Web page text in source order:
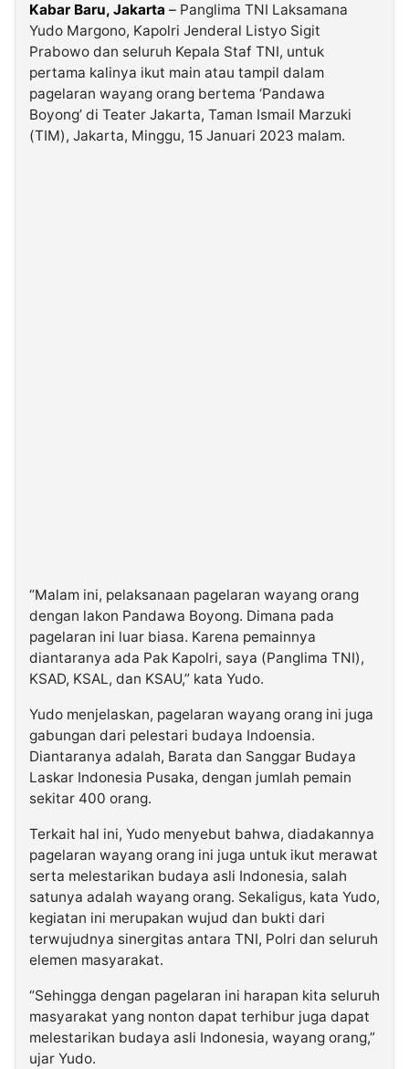
Kabarbaru.co
2026
Kabar Baru, Jakarta – Panglima TNI Laksamana
Yudo Margono, Kapolri Jenderal Listyo Sigit
Prabowo dan seluruh Kepala Staf TNI, untuk
pertama kalinya ikut main atau tampil dalam
pagelaran wayang orang bertema ‘Pandawa
Boyong’ di Teater Jakarta, Taman Ismail Marzuki
(TIM), Jakarta, Minggu, 15 Januari 2023 malam.
“Malam ini, pelaksanaan pagelaran wayang orang
dengan lakon Pandawa Boyong. Dimana pada
pagelaran ini luar biasa. Karena pemainnya
diantaranya ada Pak Kapolri, saya (Panglima TNI),
KSAD, KSAL, dan KSAU,” kata Yudo.
Yudo menjelaskan, pagelaran wayang orang ini juga
gabungan dari pelestari budaya Indoensia.
Diantaranya adalah, Barata dan Sanggar Budaya
Laskar Indonesia Pusaka, dengan jumlah pemain
sekitar 400 orang.
Terkait hal ini, Yudo menyebut bahwa, diadakannya
pagelaran wayang orang ini juga untuk ikut merawat
serta melestarikan budaya asli Indonesia, salah
satunya adalah wayang orang. Sekaligus, kata Yudo,
kegiatan ini merupakan wujud dan bukti dari
terwujudnya sinergitas antara TNI, Polri dan seluruh
elemen masyarakat.
“Sehingga dengan pagelaran ini harapan kita seluruh
masyarakat yang nonton dapat terhibur juga dapat
melestarikan budaya asli Indonesia, wayang orang,”
ujar Yudo.